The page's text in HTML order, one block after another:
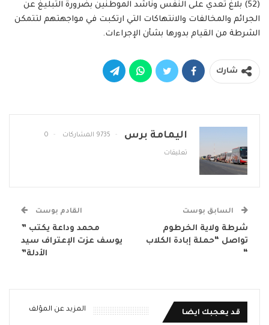
(52) بلاغ تعدي على النفس وناشد الموطنين بضرورة التبليغ عن
الجرائم والمخالفات والانتهاكات التي ارتكبت في مواجهتهم لتتمكن
الشرطة من القيام بدورها بشأن الإجراءات.
شارك
اليمامة برس 9735 المشاركات 0
تعليقات
السابق بوست
شرطة ولاية الخرطوم
تواصل “حملة إبادة الكلاب
“
القادم بوست
محمد وداعة يكتب ”
يوسف عزت الإعتراف سيد
الأدلة”
قد يعجبك ايضا المزيد عن المؤلف